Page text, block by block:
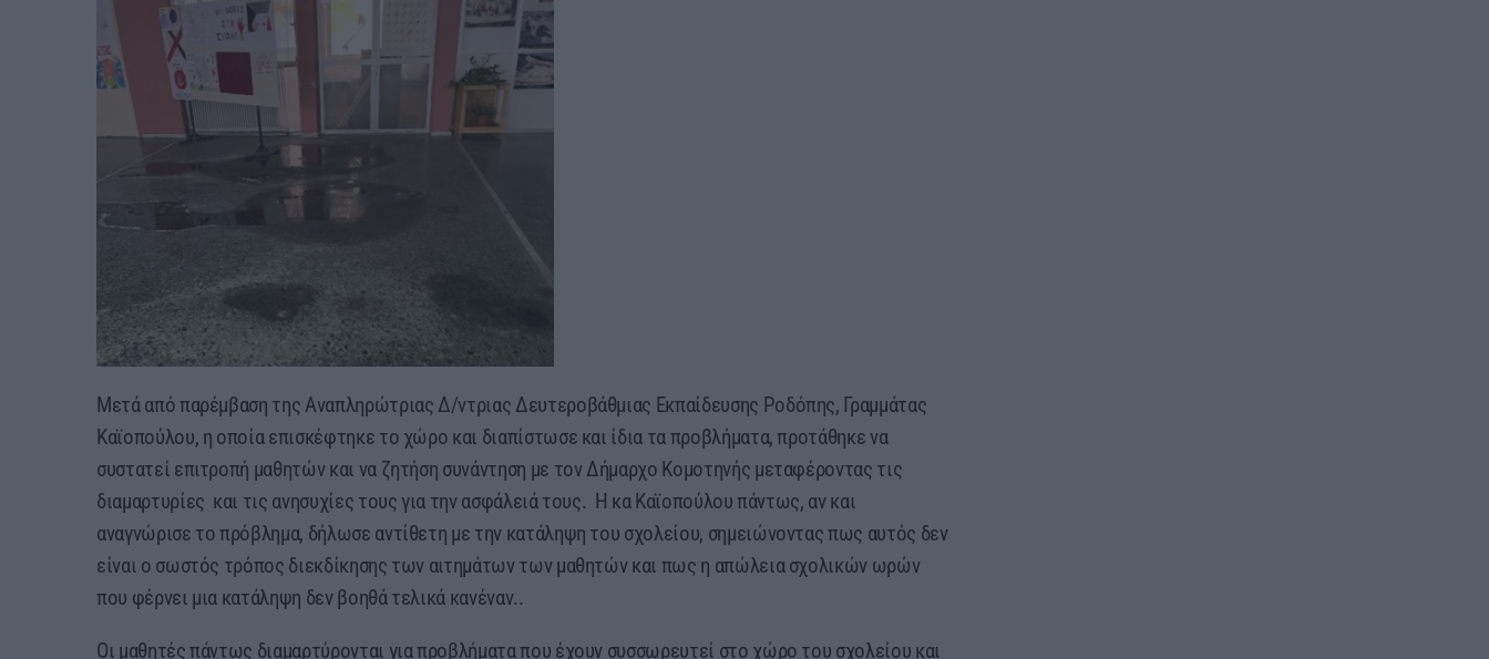
Μετά από παρέμβαση της Αναπληρώτριας Δ/ντριας Δευτεροβάθμιας Εκπαίδευσης Ροδόπης, Γραμμάτας
Καϊοπούλου, η οποία επισκέφτηκε το χώρο και διαπίστωσε και ίδια τα προβλήματα, προτάθηκε να
συστατεί επιτροπή μαθητών και να ζητήση συνάντηση με τον Δήμαρχο Κομοτηνής μεταφέροντας τις
διαμαρτυρίες και τις ανησυχίες τους για την ασφάλειά τους. Η κα Καϊοπούλου πάντως, αν και
αναγνώρισε το πρόβλημα, δήλωσε αντίθετη με την κατάληψη του σχολείου, σημειώνοντας πως αυτός δεν
είναι ο σωστός τρόπος διεκδίκησης των αιτημάτων των μαθητών και πως η απώλεια σχολικών ωρών
που φέρνει μια κατάληψη δεν βοηθά τελικά κανέναν..
Οι μαθητές πάντως διαμαρτύρονται για προβλήματα που έχουν συσσωρευτεί στο χώρο του σχολείου και